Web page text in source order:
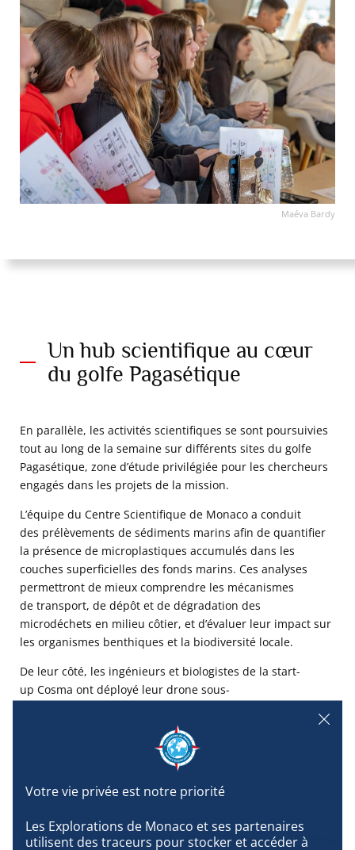
Les Explorations de Monaco et ses partenaires
utilisent des traceurs pour stocker et accéder à
Maéva Bardy
Un hub scientifique au cœur
du golfe Pagasétique
En parallèle, les activités scientifiques se sont poursuivies
tout au long de la semaine sur différents sites du golfe
Pagasétique, zone d’étude privilégiée pour les chercheurs
engagés dans les projets de la mission.
L’équipe du Centre Scientifique de Monaco a conduit
des prélèvements de sédiments marins afin de quantifier
la présence de microplastiques accumulés dans les
couches superficielles des fonds marins. Ces analyses
permettront de mieux comprendre les mécanismes
de transport, de dépôt et de dégradation des
microdéchets en milieu côtier, et d’évaluer leur impact sur
les organismes benthiques et la biodiversité locale.
De leur côté, les ingénieurs et biologistes de la start-
up Cosma ont déployé leur drone sous-
fonds du golfe, à l’image d’un véritable “Google Maps sous-
marin”. Grâce à cette technologie innovante, il devient
possible de produire des modèles 3D détaillés des
conservation et la gestion durable des zones côtières.